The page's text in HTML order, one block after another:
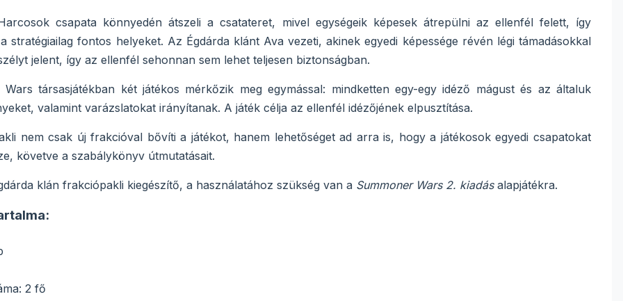
csapata könnyedén átszeli a csatateret, mivel egységeik képesek átrepülni az ellenfél felett, így
stratégiailag fontos helyeket. Az Égdárda klánt Ava vezeti, akinek egyedi képessége révén légi támadásokkal
jelent, így az ellenfél sehonnan sem lehet teljesen biztonságban.
társasjátékban két játékos mérkőzik meg egymással: mindketten egy-egy idéző mágust és az általuk
valamint varázslatokat irányítanak. A játék célja az ellenfél idézőjének elpusztítása.
nem csak új frakcióval bővíti a játékot, hanem lehetőséget ad arra is, hogy a játékosok egyedi csapatokat
követve a szabálykönyv útmutatásait.
klán frakciópakli kiegészítő, a használatához szükség van a Summoner Wars 2. kiadásalapjátékra.
2 fő